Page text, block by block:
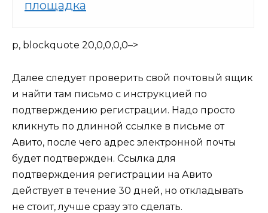
площадка
p, blockquote 20,0,0,0,0–>
Далее следует проверить свой почтовый ящик
и найти там письмо с инструкцией по
подтверждению регистрации. Надо просто
кликнуть по длинной ссылке в письме от
Авито, после чего адрес электронной почты
будет подтвержден. Ссылка для
подтверждения регистрации на Авито
действует в течение 30 дней, но откладывать
не стоит, лучше сразу это сделать.